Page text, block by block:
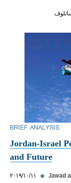
BRIEF ANALYSIS
Jordan-Israel
and Future
١١‏/١٠‏/٢٠١٩ ◆ Jawad